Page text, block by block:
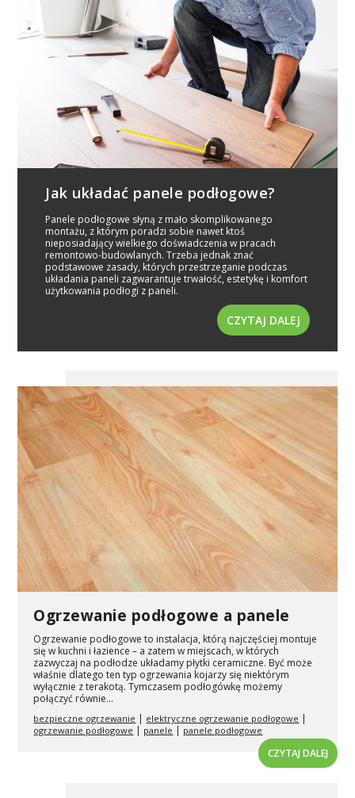
Jak układać panele podłogowe?
Panele podłogowe słyną z mało skomplikowanego
montażu, z którym poradzi sobie nawet ktoś
nieposiadający wielkiego doświadczenia w pracach
remontowo-budowlanych. Trzeba jednak znać
podstawowe zasady, których przestrzeganie podczas
układania paneli zagwarantuje trwałość, estetykę i komfort
użytkowania podłogi z paneli.
CZYTAJ DALEJ
Ogrzewanie podłogowe a panele
Ogrzewanie podłogowe to instalacja, którą najczęściej montuje
się w kuchni i łazience – a zatem w miejscach, w których
zazwyczaj na podłodze układamy płytki ceramiczne. Być może
właśnie dlatego ten typ ogrzewania kojarzy się niektórym
wyłącznie z terakotą. Tymczasem podłogówkę możemy
połączyć równie...
bezpieczne ogrzewanie | elektryczne ogrzewanie podłogowe |
ogrzewanie podłogowe | panele | panele podłogowe
CZYTAJ DALEJ